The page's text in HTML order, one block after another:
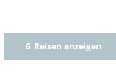
6 Reisen anzeigen